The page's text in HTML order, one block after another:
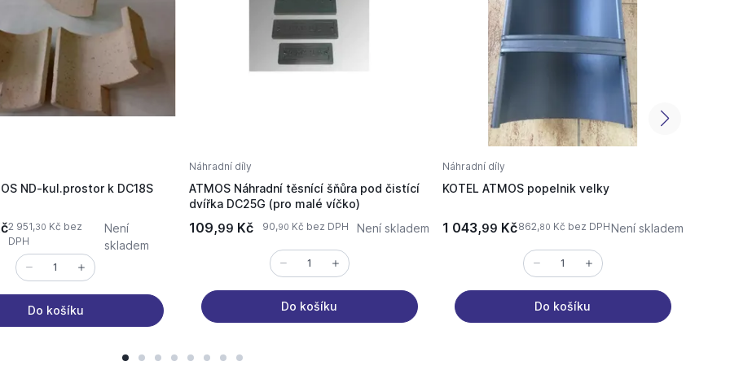
ND-kul.prostor k DC18S
2 951,30 Kč bez
DPH
Není
skladem
Do košíku
Náhradní díly
ATMOS Náhradní těsnící šňůra pod čistící
dvířka DC25G (pro malé víčko)
109,99 Kč 90,90 Kč bez DPH Není skladem
Do košíku
Náhradní díly
KOTEL ATMOS popelnik velky
1 043,99 Kč862,80 Kč bez DPHNení skladem
Do košíku